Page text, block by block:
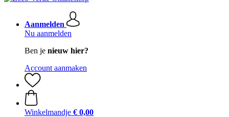
Aanmelden
Nu aanmelden
Ben je nieuw hier?
Account aanmaken
Winkelmandje € 0,00